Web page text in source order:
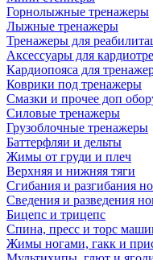
Горнолыжные тренажеры
Лыжные тренажеры
Тренажеры для
Аксессуары для
Кардиопояса для
Коврики под тренажеры
Смазки и прочее доп
Силовые тренажеры
Грузоблочные тренажеры
Баттерфляи и дельты
Жимы от груди и плеч
Верхняя и нижняя тяги
Сгибания и разгибания
Сведения и разведения
Бицепс и трицепс
Спина, пресс и торс
Жимы ногами, гакк и